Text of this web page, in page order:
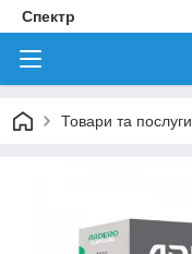
Спектр
Товари та послуги